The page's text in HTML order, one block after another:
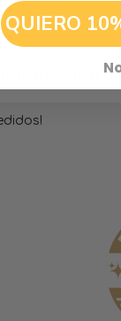
QUIERO